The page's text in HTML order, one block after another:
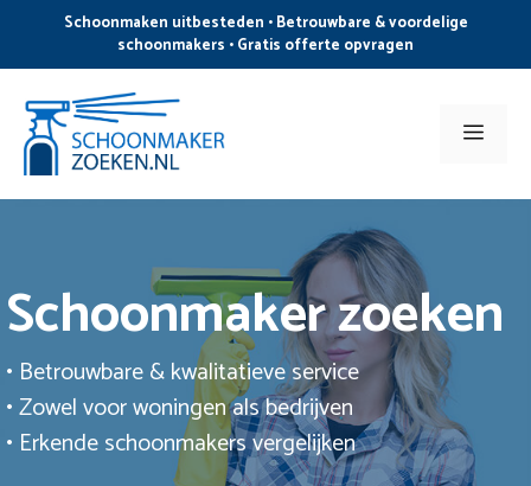
de
inhoud
Schoonmaken uitbesteden • Betrouwbare & voordelige
schoonmakers • Gratis offerte opvragen
Menu
Schoonmaker zoeken
• Betrouwbare & kwalitatieve service
• Zowel voor woningen als bedrijven
• Erkende schoonmakers vergelijken